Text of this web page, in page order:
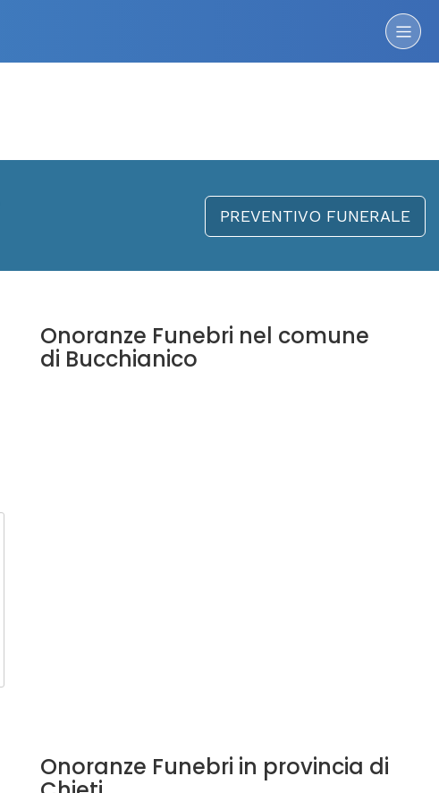
PREVENTIVO FUNERALE
Onoranze Funebri nel comune
di Bucchianico
Onoranze Funebri in provincia di